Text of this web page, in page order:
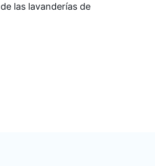
las lavanderías de